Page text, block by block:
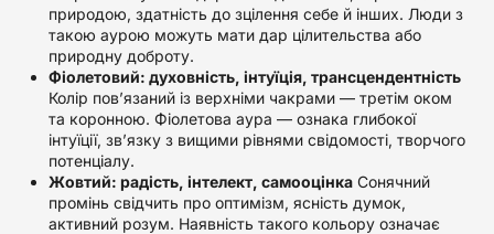
природою, здатність до зцілення себе й інших. Люди з
такою аурою можуть мати дар цілительства або
природну доброту.
Фіолетовий: духовність, інтуїція, трансцендентність
Колір пов’язаний із верхніми чакрами — третім оком
та коронною. Фіолетова аура — ознака глибокої
інтуїції, зв’язку з вищими рівнями свідомості, творчого
потенціалу.
Жовтий: радість, інтелект, самооцінка Сонячний
промінь свідчить про оптимізм, ясність думок,
активний розум. Наявність такого кольору означає